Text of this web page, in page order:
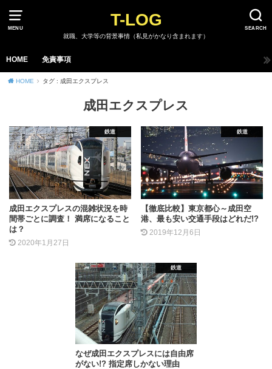
MENU SEARCH
T-LOG
就職、大学等の背景事情（私見がかなり含まれます）
HOME 免責事項
HOME タグ : 成田エクスプレス
成田エクスプレス
鉄道
成田エクスプレスの混雑状況を時
間帯ごとに調査！ 満席になること
は？
2020年1月27日
鉄道
【徹底比較】東京都心～成田空
港、最も安い交通手段はどれだ!?
2019年12月6日
鉄道
なぜ成田エクスプレスには自由席
がない!? 指定席しかない理由